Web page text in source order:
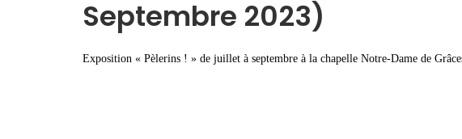
Septembre 2023)
Exposition « Pèlerins ! » de juillet à septembre à la chapelle Notre-Dame de